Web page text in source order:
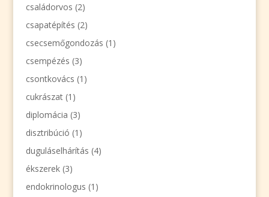
családorvos (2)
csapatépítés (2)
csecsemőgondozás (1)
csempézés (3)
csontkovács (1)
cukrászat(1)
diplomácia (3)
disztribúció (1)
duguláselhárítás (4)
ékszerek(3)
endokrinologus (1)